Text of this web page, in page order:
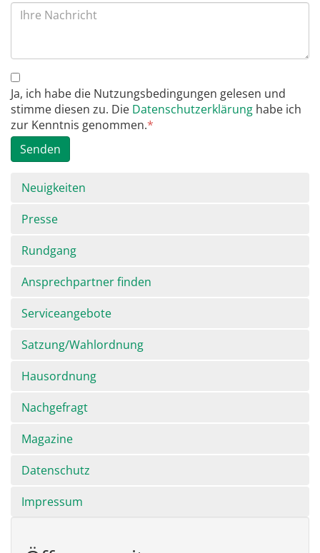
Ja, ich habe die Nutzungsbedingungen gelesen und
stimme diesen zu. Die Datenschutzerklärung habe ich
zur Kenntnis genommen.*
Senden
Navigation
überspringen
Neuigkeiten
Presse
Rundgang
Ansprechpartner finden
Serviceangebote
Satzung/Wahlordnung
Hausordnung
Nachgefragt
Magazine
Datenschutz
Impressum